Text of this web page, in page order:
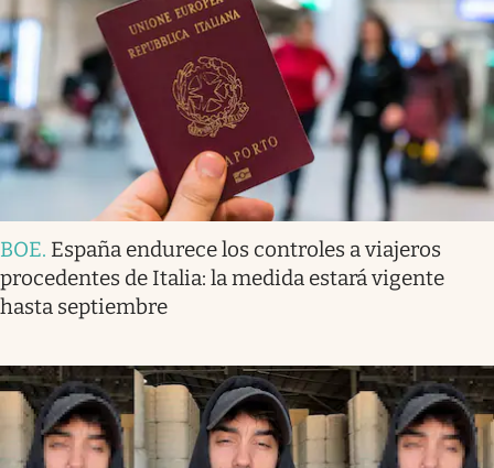
BOE. España endurece los controles a viajeros
procedentes de Italia: la medida estará vigente
hasta septiembre